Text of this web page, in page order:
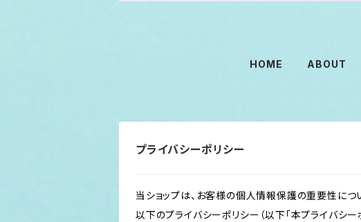
HOME ABOUT
プライバシーポリシー
当ショップは、お客様の個人情報保護の重要性につ
以下のプライバシーポリシー（以下「本プライバシー